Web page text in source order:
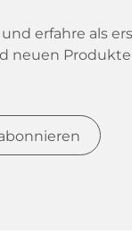
erfahre als
neuen